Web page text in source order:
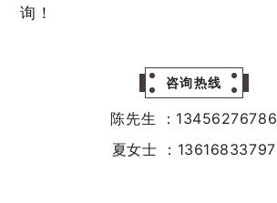
询！
咨询热线
陈先生 ：13456276786
夏女士 ：13616833797